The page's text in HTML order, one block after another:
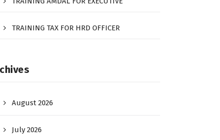
TRAINING TAX FOR HRD OFFICER
August 2026
July 2026